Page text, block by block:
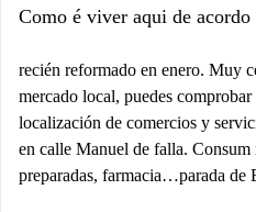
Como é viver aqui de
recién reformado en enero. Muy
mercado local, puedes
localización de comercios y
en calle Manuel de falla.
preparadas, farmacia…parada de